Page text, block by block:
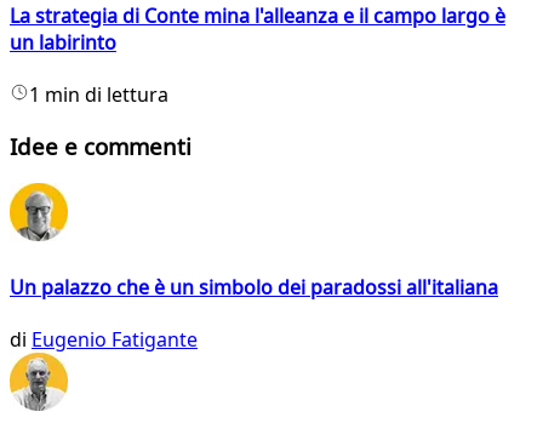
La strategia di Conte mina l'alleanza e il campo largo è
un labirinto
1 min di lettura
Idee e commenti
Un palazzo che è un simbolo dei paradossi all'italiana
di Eugenio Fatigante